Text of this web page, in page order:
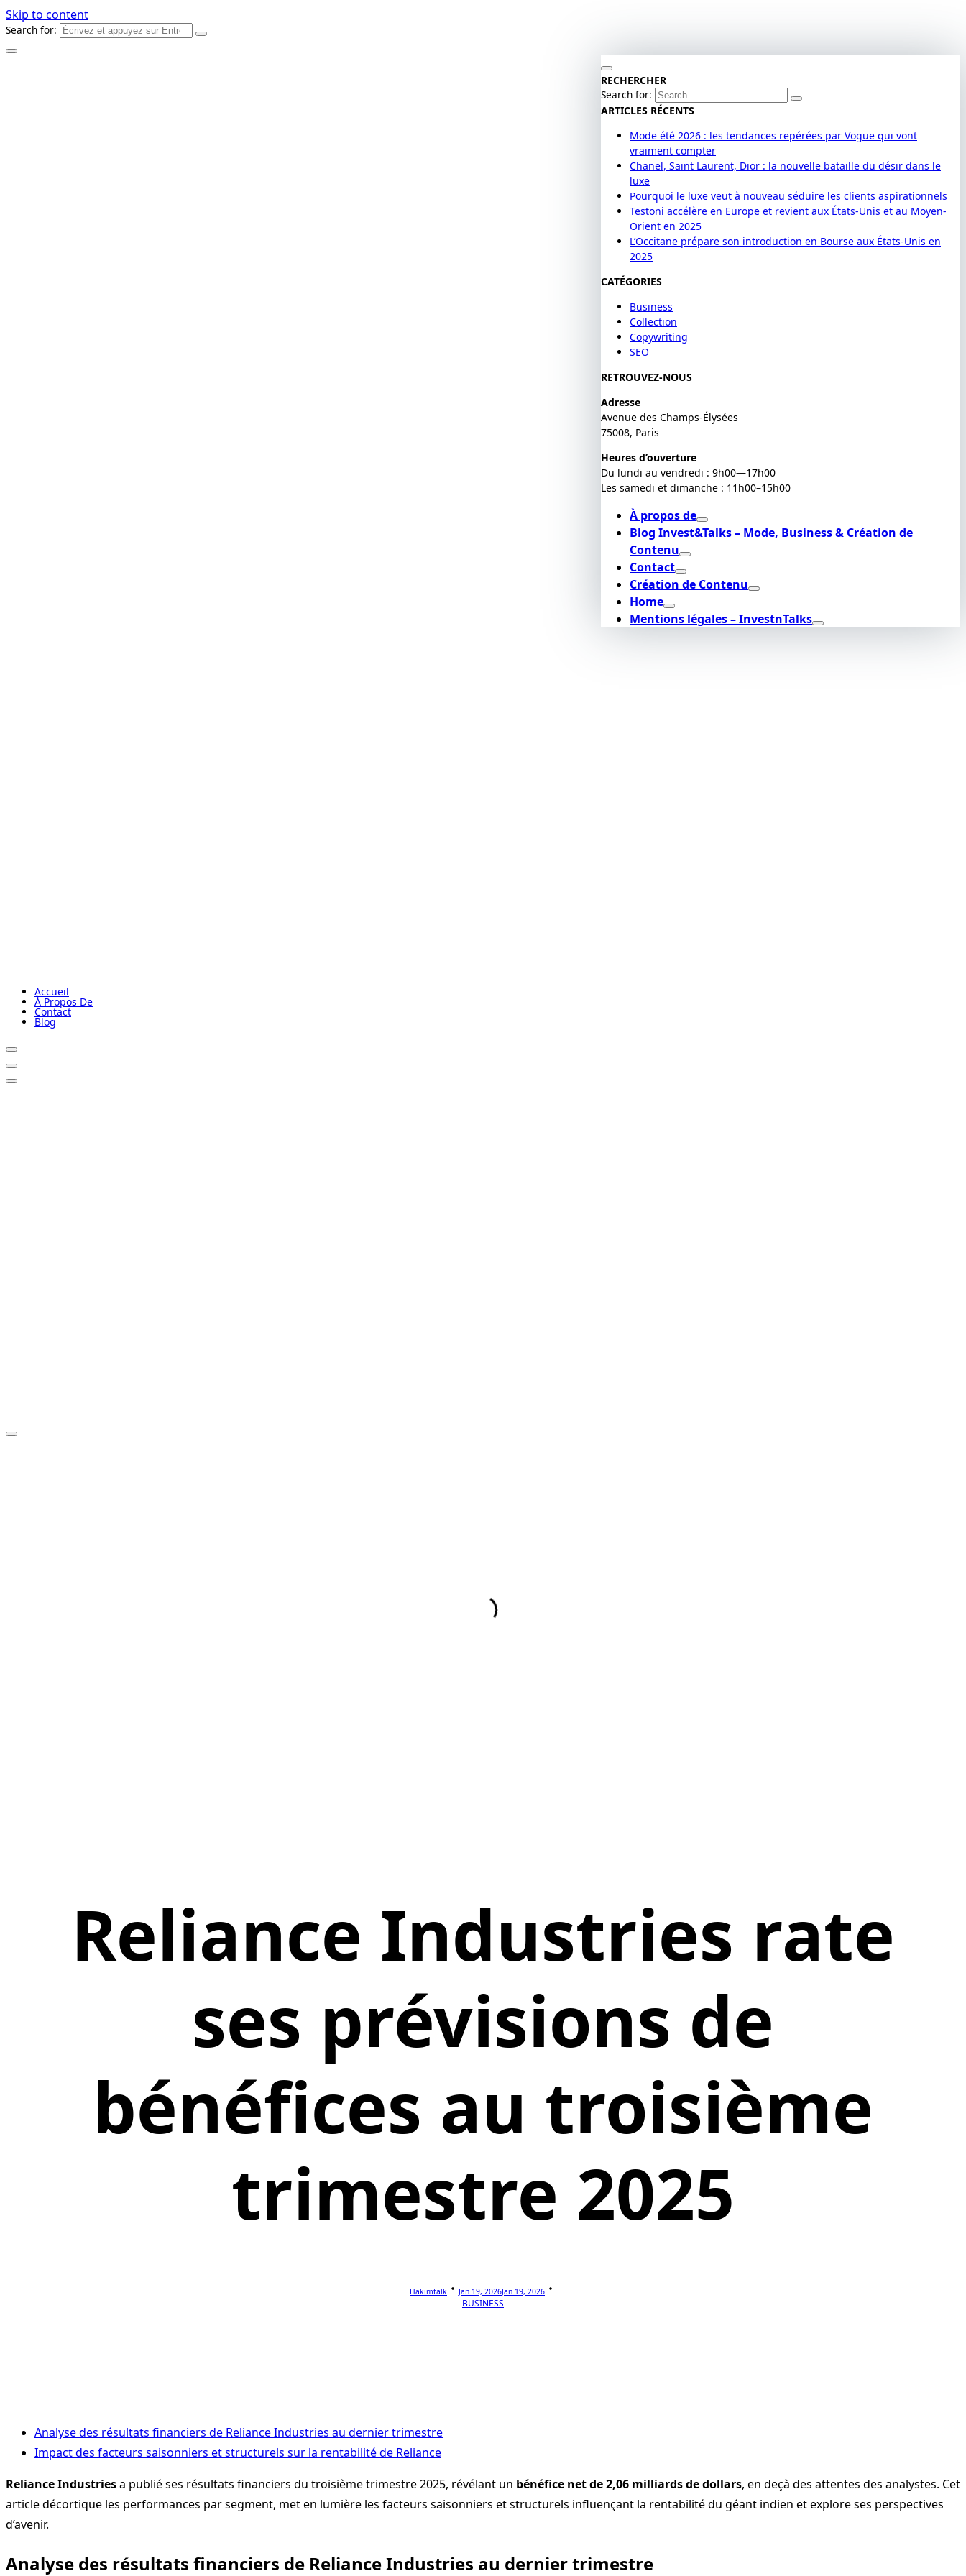
Skip to content
Search for:
RECHERCHER
Search for:
ARTICLES RÉCENTS
Mode été 2026 : les tendances repérées par Vogue qui vont
vraiment compter
Chanel, Saint Laurent, Dior : la nouvelle bataille du désir dans le
luxe
Pourquoi le luxe veut à nouveau séduire les clients aspirationnels
Testoni accélère en Europe et revient aux États-Unis et au Moyen-
Orient en 2025
L’Occitane prépare son introduction en Bourse aux États-Unis en
2025
CATÉGORIES
Business
Collection
Copywriting
SEO
RETROUVEZ-NOUS
Adresse
Avenue des Champs-Élysées
75008, Paris
Heures d’ouverture
Du lundi au vendredi : 9h00—17h00
Les samedi et dimanche : 11h00–15h00
À propos de
Blog Invest&Talks – Mode, Business & Création de
Contenu
Contact
Création de Contenu
Home
Mentions légales – InvestnTalks
Accueil
À Propos De
Contact
Blog
Reliance Industries rate
ses prévisions de
bénéfices au troisième
trimestre 2025
Hakimtalk Jan 19, 2026Jan 19, 2026
BUSINESS
Analyse des résultats financiers de Reliance Industries au dernier trimestre
Impact des facteurs saisonniers et structurels sur la rentabilité de Reliance
Reliance Industriesa publié ses résultats financiers du troisième trimestre 2025, révélant un bénéfice net de 2,06 milliards de dollars, en deçà des attentes des analystes. Cet
article décortique les performances par segment, met en lumière les facteurs saisonniers et structurels influençant la rentabilité du géant indien et explore ses perspectives
d’avenir.
Analyse des résultats financiers de Reliance Industries au dernier trimestre